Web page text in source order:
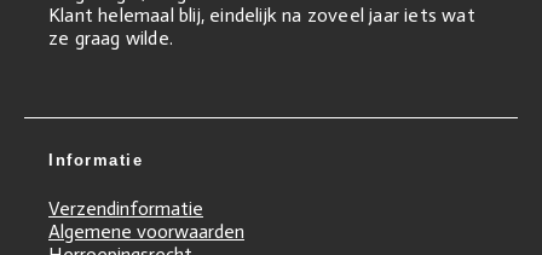
Klant helemaal blij, eindelijk na zoveel jaar iets wat
ze graag wilde.
Informatie
Verzendinformatie
Algemene voorwaarden